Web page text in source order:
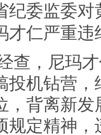
纪委监委
才仁严重
，尼玛才
投机钻营，
，背离新
规定精神